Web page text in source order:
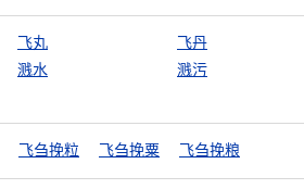
飞丸
飞丹
溅水 溅污
飞刍挽粒 飞刍挽粟 飞刍挽粮